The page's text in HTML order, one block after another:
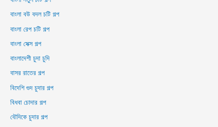
বাংলা বউ বদল চটি গল্প
বাংলা রেপ চটি গল্প
বাংলা সেক্স গল্প
বাংলাদেশী চুদা চুদি
বাসর রাতের গল্প
বিদেশি গুদ চুদার গল্প
বিধবা চোদার গল্প
বৌদিকে চুদার গল্প